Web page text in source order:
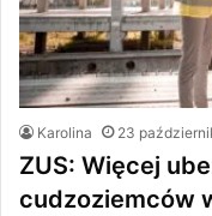
Karolina 23
ZUS: Więcej
cudzoziemców